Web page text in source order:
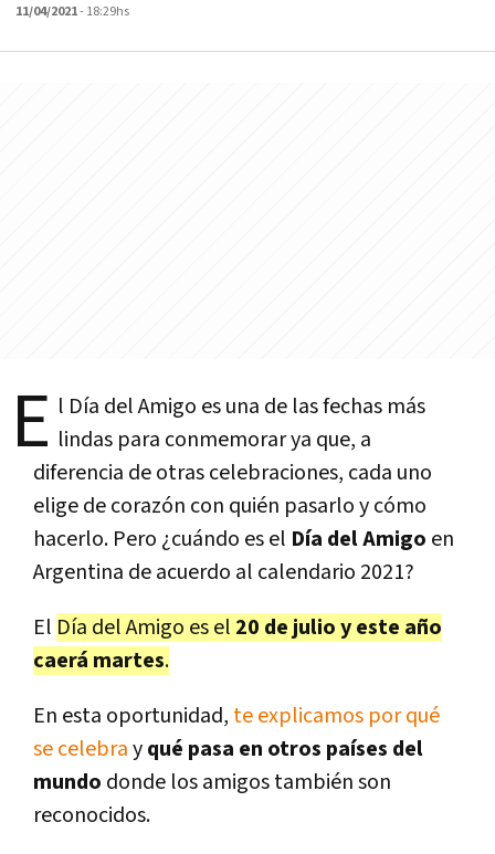
11/04/2021- 18:29hs
E l Día del Amigo es una de las fechas más
lindas para conmemorar ya que, a
diferencia de otras celebraciones, cada uno
elige de corazón con quién pasarlo y cómo
hacerlo. Pero ¿cuándo es el Día del Amigo en
Argentina de acuerdo al calendario 2021?
El Día del Amigo es el 20 de julio y este año
caerá martes.
En esta oportunidad, te explicamos por qué
se celebrayqué pasa en otros países del
mundo donde los amigos también son
reconocidos.